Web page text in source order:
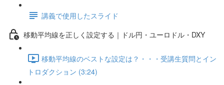
講義で使用したスライド
移動平均線を正しく設定する｜ドル円・ユーロドル・DXY
移動平均線のベストな設定は？・・・受講生質問とイン
トロダクション (3:24)